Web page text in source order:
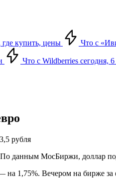
где купить, цены Что с
Что с Wildberries сегодня, 6
рубля
данным МосБиржи, доллар
1,75%. Вечером на бирже